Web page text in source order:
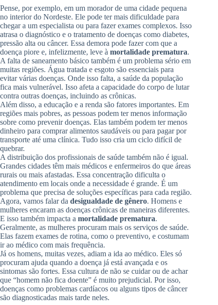
Pense, por exemplo, em um morador de uma cidade pequena
no interior do Nordeste. Ele pode ter mais dificuldade para
chegar a um especialista ou para fazer exames complexos. Isso
atrasa o diagnóstico e o tratamento de doenças como diabetes,
pressão alta ou câncer. Essa demora pode fazer com que a
doença piore e, infelizmente, leve à mortalidade prematura.
A falta de saneamento básico também é um problema sério em
muitas regiões. Água tratada e esgoto são essenciais para
evitar várias doenças. Onde isso falta, a saúde da população
fica mais vulnerável. Isso afeta a capacidade do corpo de lutar
contra outras doenças, incluindo as crônicas.
Além disso, a educação e a renda são fatores importantes. Em
regiões mais pobres, as pessoas podem ter menos informação
sobre como prevenir doenças. Elas também podem ter menos
dinheiro para comprar alimentos saudáveis ou para pagar por
transporte até uma clínica. Tudo isso cria um ciclo difícil de
quebrar.
A distribuição dos profissionais de saúde também não é igual.
Grandes cidades têm mais médicos e enfermeiros do que áreas
rurais ou mais afastadas. Essa concentração dificulta o
atendimento em locais onde a necessidade é grande. É um
problema que precisa de soluções específicas para cada região.
Agora, vamos falar da desigualdade de gênero. Homens e
mulheres encaram as doenças crônicas de maneiras diferentes.
E isso também impacta a mortalidade prematura.
Geralmente, as mulheres procuram mais os serviços de saúde.
Elas fazem exames de rotina, como o preventivo, e costumam
ir ao médico com mais frequência.
Já os homens, muitas vezes, adiam a ida ao médico. Eles só
procuram ajuda quando a doença já está avançada e os
sintomas são fortes. Essa cultura de não se cuidar ou de achar
que “homem não fica doente” é muito prejudicial. Por isso,
doenças como problemas cardíacos ou alguns tipos de câncer
são diagnosticadas mais tarde neles.